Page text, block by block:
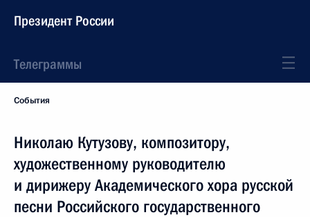
Президент России
Телеграммы
События
Николаю Кутузову, композитору,
художественному руководителю
и дирижеру Академического хора русской
песни Российского государственного